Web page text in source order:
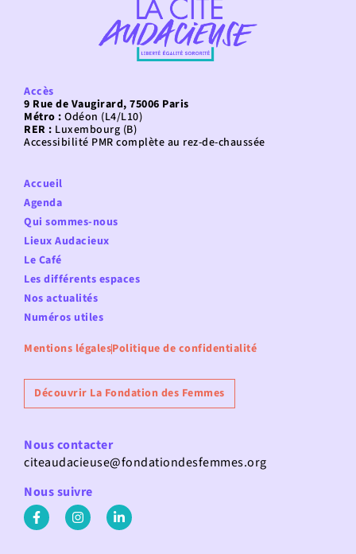
Accès
9 Rue de Vaugirard, 75006 Paris
Métro : Odéon (L4/L10)
RER : Luxembourg (B)
Accessibilité PMR complète au rez-de-chaussée
Accueil
Agenda
Qui sommes-nous
Lieux Audacieux
Le Café
Les différents espaces
Nos actualités
Numéros utiles
Mentions légalesPolitique de confidentialité
Découvrir La Fondation des Femmes
Nous contacter
citeaudacieuse@fondationdesfemmes.org
Nous suivre